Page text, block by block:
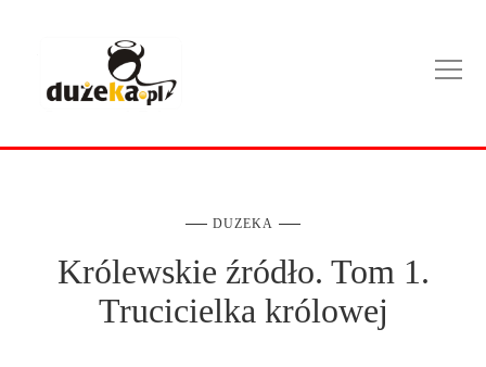
DUZEKA
Królewskie źródło. Tom 1.
Trucicielka królowej